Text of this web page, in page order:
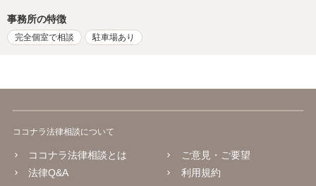
事務所の特徴
完全個室で相談 駐車場あり
ココナラ法律相談について
ココナラ法律相談とは
法律Q&A
ご意見・ご要望
利用規約